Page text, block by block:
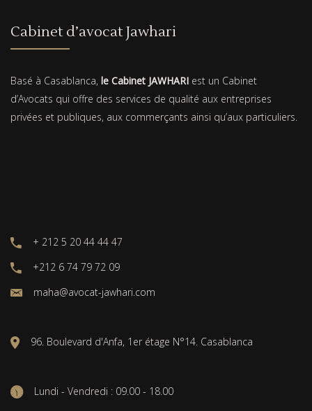
Cabinet d’avocat Jawhari
Basé à Casablanca, le Cabinet JAWHARI est un Cabinet
d’Avocats qui offre des services de qualité aux entreprises
privées et publiques, aux commerçants ainsi qu’aux particuliers.
+ 212 5 20 44 44 47
+212 6 74 79 72 09
maha@avocat-jawhari.com
96. Boulevard d'Anfa, 1er étage N°14. Casablanca
Lundi - Vendredi : 09.00 - 18.00